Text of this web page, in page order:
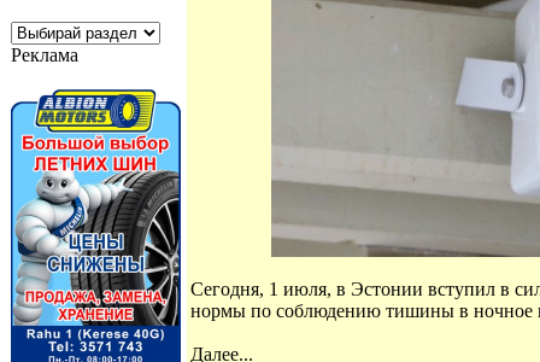
Реклама
Сегодня, 1 июля, в Эстонии вступил в
нормы по соблюдению тишины в ночное
Далее...